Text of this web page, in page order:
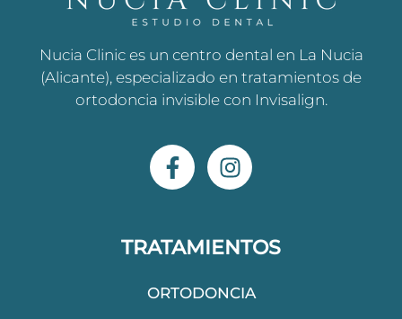
Nucia Clinic es un centro dental en La Nucia
(Alicante), especializado en tratamientos de
ortodoncia invisible con Invisalign.
F
a
b
o
I
n
a
r
TRATAMIENTOS
ORTODONCIA